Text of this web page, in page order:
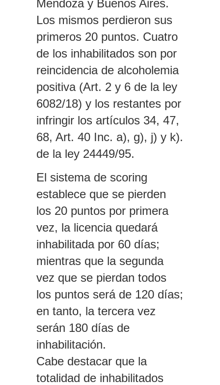
Mendoza y Buenos Aires.
Los mismos perdieron sus
primeros 20 puntos. Cuatro
de los inhabilitados son por
reincidencia de alcoholemia
positiva (Art. 2 y 6 de la ley
6082/18) y los restantes por
infringir los artículos 34, 47,
68, Art. 40 Inc. a), g), j) y k).
de la ley 24449/95.
El sistema de scoring
establece que se pierden
los 20 puntos por primera
vez, la licencia quedará
inhabilitada por 60 días;
mientras que la segunda
vez que se pierdan todos
los puntos será de 120 días;
en tanto, la tercera vez
serán 180 días de
inhabilitación.
Cabe destacar que la
totalidad de inhabilitados